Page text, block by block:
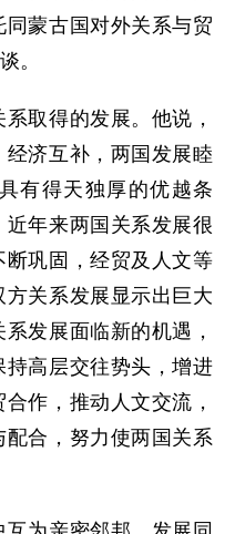
蒙古国对外关系与贸
。
取得的发展。他说，
济互补，两国发展睦
有得天独厚的优越条
年来两国关系发展很
巩固，经贸及人文等
关系发展显示出巨大
发展面临新的机遇，
高层交往势头，增进
作，推动人文交流，
合，努力使两国关系